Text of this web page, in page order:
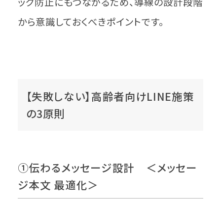
から意識しておくべきポイントです。
【失敗しない】高齢者向けLINE施策
の3原則
①伝わるメッセージ設計 ＜メッセー
ジ本文 最適化＞